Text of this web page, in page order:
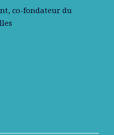
co-fondateur du